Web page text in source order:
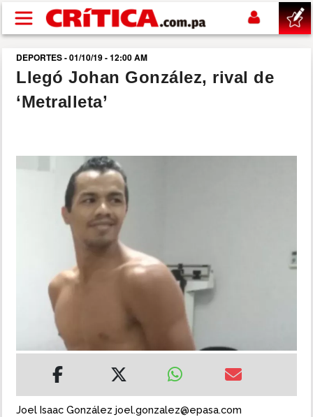
Pasar al contenido principal
buscar
SUCESOS
INSÓLITAS
MULTIMEDIA
DEPORTES - 01/10/19 - 12:00 AM
Llegó Johan González, rival de
‘Metralleta’
Joel Isaac González joel.gonzalez@epasa.com